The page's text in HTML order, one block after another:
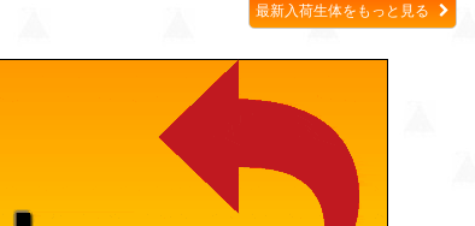
最新入荷生体をもっと見る